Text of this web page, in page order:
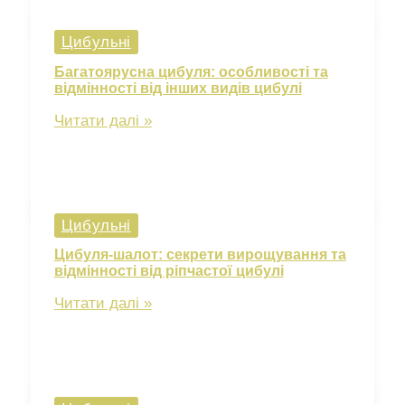
багатою
історією
та
численними
сортами
Цибульні
Багатоярусна цибуля: особливості та
відмінності від інших видів цибулі
Багатоярусна
від
інших
видів
цибулі
Читати далі »
Цибульні
Цибуля-шалот: секрети вирощування та
відмінності від ріпчастої цибулі
Цибуля-
відмінності
Читати далі »